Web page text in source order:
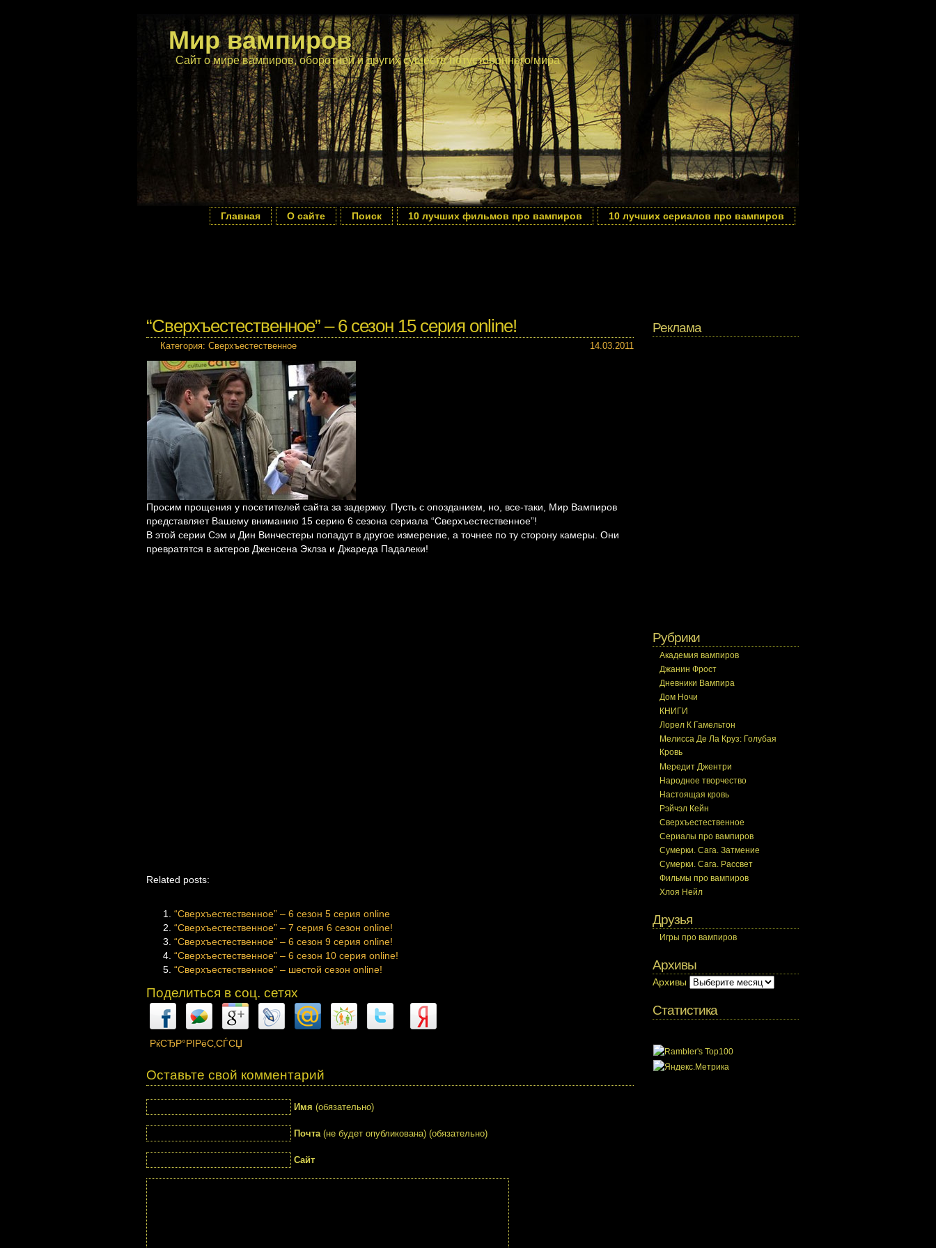
Мир вампиров
Сайт о мире вампиров, оборотней и других существ потустороннего мира
Главная О сайте Поиск 10 лучших фильмов про вампиров 10 лучших сериалов про вампиров
“Сверхъестественное” – 6 сезон 15 серия online!
Категория: Сверхъестественное 14.03.2011
Просим прощения у посетителей сайта за задержку. Пусть с опозданием, но, все-таки, Мир Вампиров
представляет Вашему вниманию 15 серию 6 сезона сериала “Сверхъестественное”!
В этой серии Сэм и Дин Винчестеры попадут в другое измерение, а точнее по ту сторону камеры. Они
превратятся в актеров Дженсена Эклза и Джареда Падалеки!
Related posts:
“Сверхъестественное” – 6 сезон 5 серия online
“Сверхъестественное” – 7 серия 6 сезон online!
“Сверхъестественное” – 6 сезон 9 серия online!
“Сверхъестественное” – 6 сезон 10 серия online!
“Сверхъестественное” – шестой сезон online!
Поделиться в соц. сетях
РќСЂР°РІРёС‚СЃСЏ
Оставьте свой комментарий
Имя (обязательно)
Почта(не будет опубликована) (обязательно)
Сайт
Реклама
Рубрики
Академия вампиров
Джанин Фрост
Дневники Вампира
Дом Ночи
КНИГИ
Лорел К Гамельтон
Мелисса Де Ла Круз: Голубая
Кровь
Мередит Джентри
Народное творчество
Настоящая кровь
Рэйчэл Кейн
Сверхъестественное
Сериалы про вампиров
Сумерки. Сага. Затмение
Сумерки. Сага. Рассвет
Фильмы про вампиров
Хлоя Нейл
Друзья
Игры про вампиров
Архивы
Архивы
Статистика